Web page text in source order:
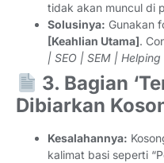
tidak akan muncul di
Solusinya: Gunakan
[Keahlian Utama].
| SEO | SEM |
3. Bagian
Dibiarkan
Kesalahannya:
kalimat basi seperti